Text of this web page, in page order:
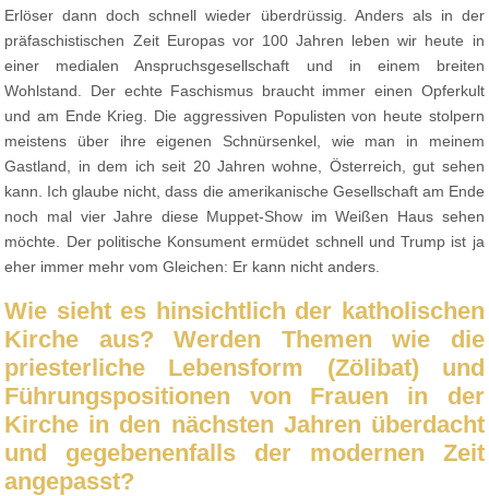
Erlöser dann doch schnell wieder überdrüssig. Anders als in der
präfaschistischen Zeit Europas vor 100 Jahren leben wir heute in
einer medialen Anspruchsgesellschaft und in einem breiten
Wohlstand. Der echte Faschismus braucht immer einen Opferkult
und am Ende Krieg. Die aggressiven Populisten von heute stolpern
meistens über ihre eigenen Schnürsenkel, wie man in meinem
Gastland, in dem ich seit 20 Jahren wohne, Österreich, gut sehen
kann. Ich glaube nicht, dass die amerikanische Gesellschaft am Ende
noch mal vier Jahre diese Muppet-Show im Weißen Haus sehen
möchte. Der politische Konsument ermüdet schnell und Trump ist ja
eher immer mehr vom Gleichen: Er kann nicht anders.
Wie sieht es hinsichtlich der katholischen
Kirche aus? Werden Themen wie die
priesterliche Lebensform (Zölibat) und
Führungspositionen von Frauen in der
Kirche in den nächsten Jahren überdacht
und gegebenenfalls der modernen Zeit
angepasst?